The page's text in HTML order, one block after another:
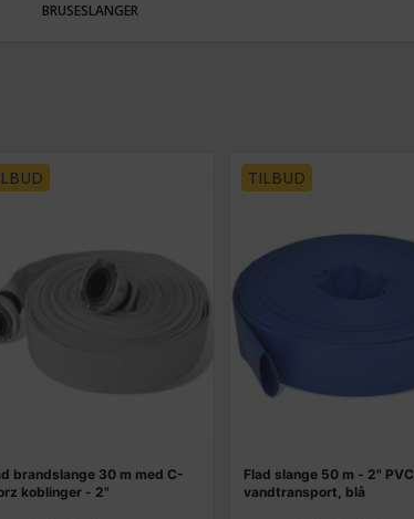
BRUSESLANGER
brandslange 30 m med C-
koblinger - 2"
TILBUD
Flad slange 50 m - 2" PVC
vandtransport, blå